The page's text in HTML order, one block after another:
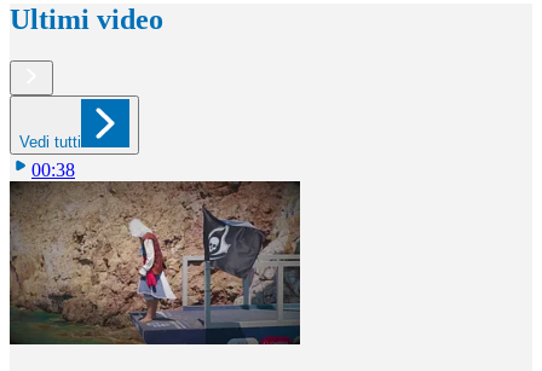
Ultimi video
Vedi tutti
00:38